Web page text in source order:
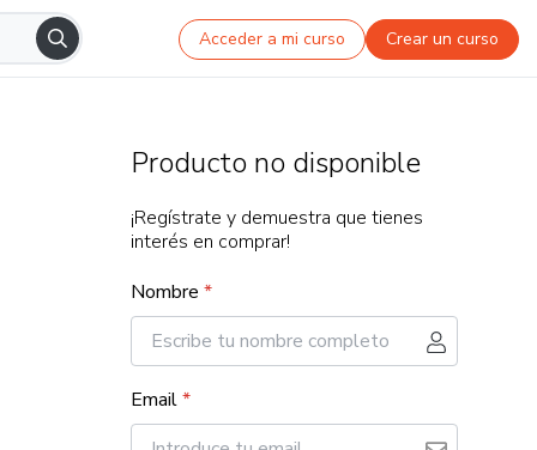
Acceder a mi curso Crear un curso
Producto no disponible
¡Regístrate y demuestra que tienes
interés en comprar!
Nombre *
Email*